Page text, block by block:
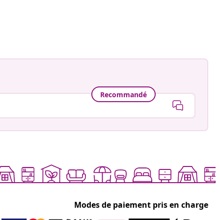
Recommandé
Modes de paiement pris en charge